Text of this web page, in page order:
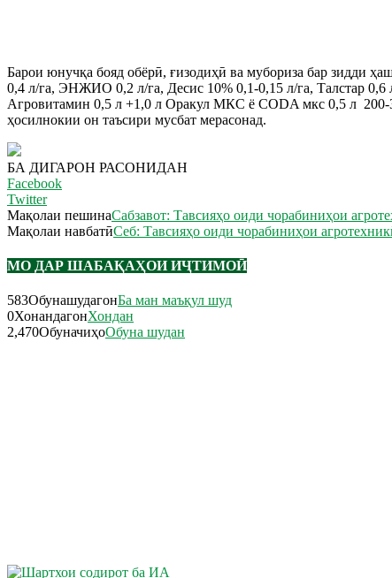
Барои юнучқа бояд обёрӣ, ғизодиҳӣ ва мубориза бар зидди
0,4 л/га, ЭНЖИО 0,2 л/га, Десис 10% 0,1-0,15 л/га, Талстар 0,6
Агровитамин 0,5 л +1,0 л Оракул МКС ё CODA мкс 0,5 л 200-
ҳосилнокии он таъсири мусбат мерасонад.
БА ДИГАРОН РАСОНИДАН
Facebook
Twitter
Мақолаи пешинаСабзавот: Тавсияҳо оиди чорабиниҳои
Мақолаи навбатӣСеб: Тавсияҳо оиди чорабиниҳои
МО ДАР ШАБАҚАҲОИ ИҶТИМОӢ
583ОбунашудагонБа ман маъқул шуд
0ХонандагонХондан
2,470ОбуначиҳоОбуна шудан